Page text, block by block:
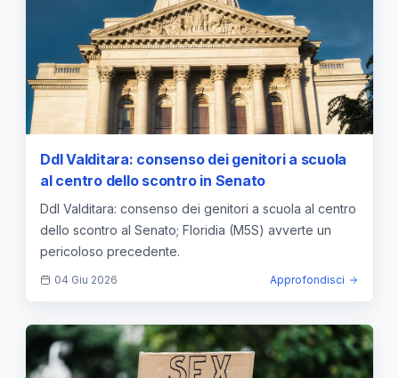
Ddl Valditara: consenso dei genitori a scuola
al centro dello scontro in Senato
Ddl Valditara: consenso dei genitori a scuola al centro
dello scontro al Senato; Floridia (M5S) avverte un
pericoloso precedente.
04 Giu 2026 Approfondisci